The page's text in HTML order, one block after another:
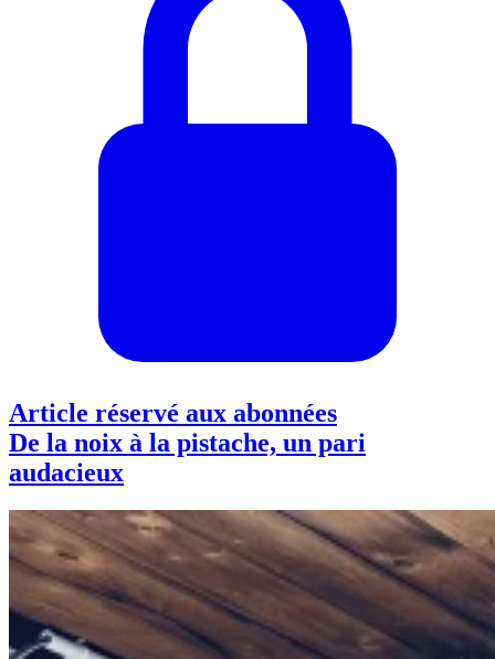
Article réservé aux abonnées
De la noix à la pistache, un pari
audacieux